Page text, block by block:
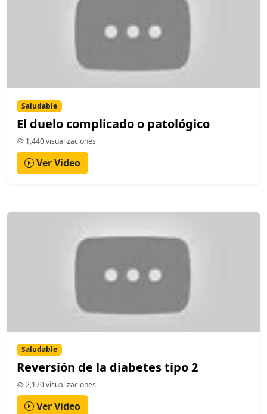
Saludable
El duelo complicado o patológico
1,440 visualizaciones
Ver Video
Saludable
Reversión de la diabetes tipo 2
2,170 visualizaciones
Ver Video